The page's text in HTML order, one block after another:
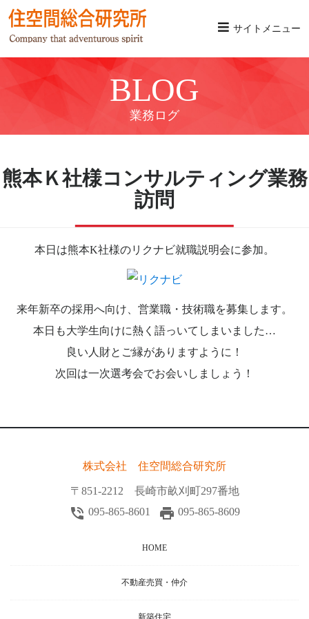
サイトメニュー
BLOG
業務ログ
熊本Ｋ社様コンサルティング業務
訪問
本日は熊本K社様のリクナビ就職説明会に参加。
来年新卒の採用へ向け、営業職・技術職を募集します。
本日も大学生向けに熱く語っいてしまいました…
良い人財とご縁がありますように！
次回は一次選考会でお会いしましょう！
株式会社 住空間総合研究所
〒851-2212 長崎市畝刈町297番地
phone_in_talk 095-865-8601 local_printshop 095-865-8609
HOME
不動産売買・仲介